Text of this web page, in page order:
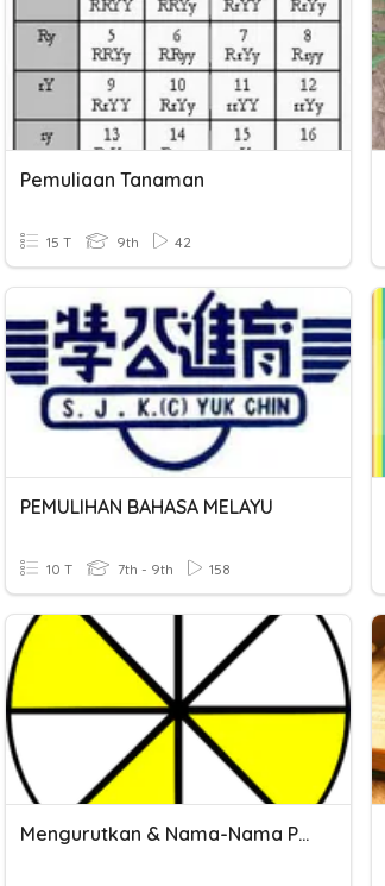
Pemuliaan Tanaman
15 T 9th 42
PEMULIHAN BAHASA MELAYU
10 T 7th - 9th 158
Mengurutkan & Nama-Nama Pecahan